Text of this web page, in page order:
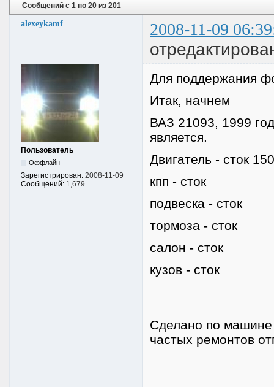
Сообщений с 1 по 20 из 201
alexeykamf 2008-11-09
Пользователь
Оффлайн
Зарегистрирован: 2008-11-09
Сообщений: 1,679
Для поддержания
Итак, начнем
ВАЗ 21093, 1999
является.
Двигатель - сток
кпп - сток
подвеска - сток
тормоза - сток
салон - сток
кузов - сток
Сделано по машине
частых ремонтов